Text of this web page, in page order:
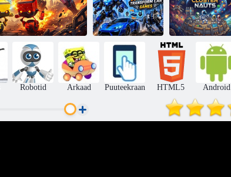
Samurai vs
robot
Mehhaaniline
tuum: ellujääja
Lendavate
robotite
ümberkujundamise
automängud
Klasternaudid
Robotid Arkaad Puuteekraan HTML5 Android